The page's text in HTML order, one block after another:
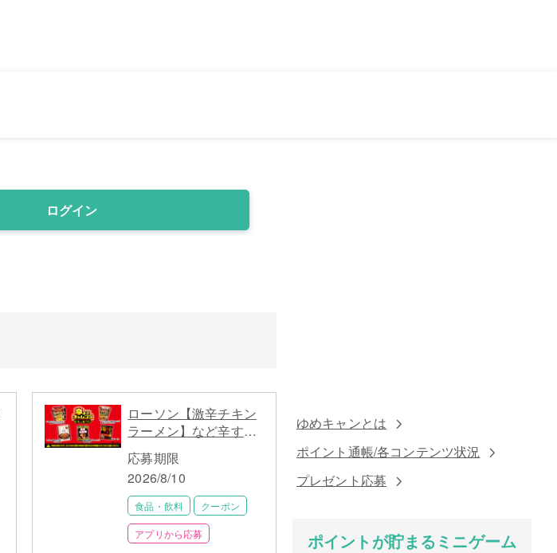
ログイン
ローソン【激辛チキン
ラーメン】など辛すぎ
チャレンジフェア開催
中
応募期限
2026/8/10
食品・飲料 クーポン
アプリから応募
ゆめキャンとは
ポイント通帳/各コンテンツ状況
プレゼント応募
ポイントが貯まるミニゲーム